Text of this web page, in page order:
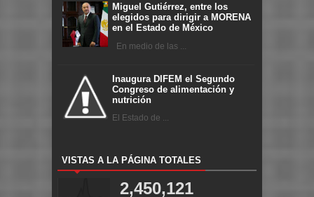
Miguel Gutiérrez, entre los
elegidos para dirigir a MORENA
en el Estado de México
En medio de las ...
Inaugura DIFEM el Segundo
Congreso de alimentación y
nutrición
El Estado de ...
VISTAS A LA PÁGINA TOTALES
2,450,121